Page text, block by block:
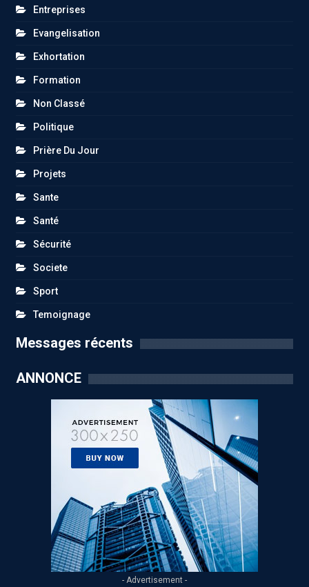
Entreprises
Evangelisation
Exhortation
Formation
Non Classé
Politique
Prière Du Jour
Projets
Sante
Santé
Sécurité
Societe
Sport
Temoignage
Messages récents
ANNONCE
- Advertisement -